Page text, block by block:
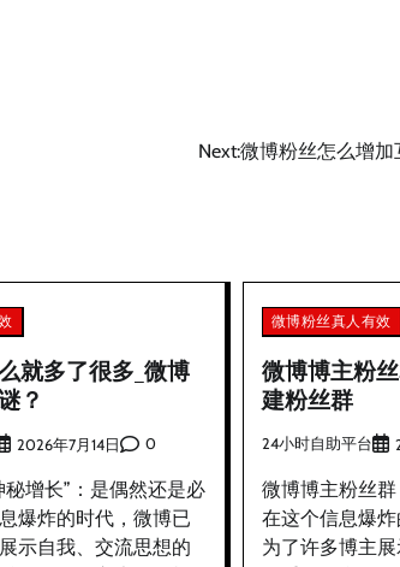
Next:微博粉丝怎么增
就多了很多_微博
？
2026年7月14日 0
秘增长”：是偶然还是必
爆炸的时代，微博已
示自我、交流思想的
微博粉丝真人有效
微博博主粉
建粉丝群
24小时自助平台
微博博主粉丝群
在这个信息爆
为了许多博主